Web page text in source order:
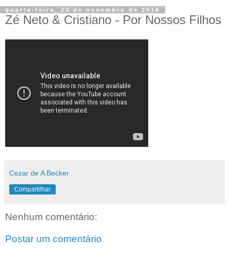
quarta-feira, 23 de novembro de 2016
Zé Neto & Cristiano - Por Nossos Filhos
Cezar de A Becker
Compartilhar
Nenhum comentário:
Postar um comentário